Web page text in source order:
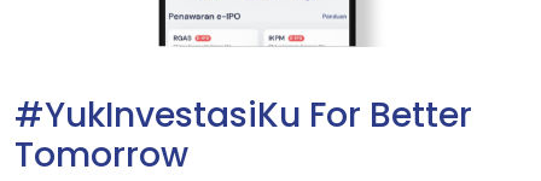
#YukInvestasiKu For Better
Tomorrow